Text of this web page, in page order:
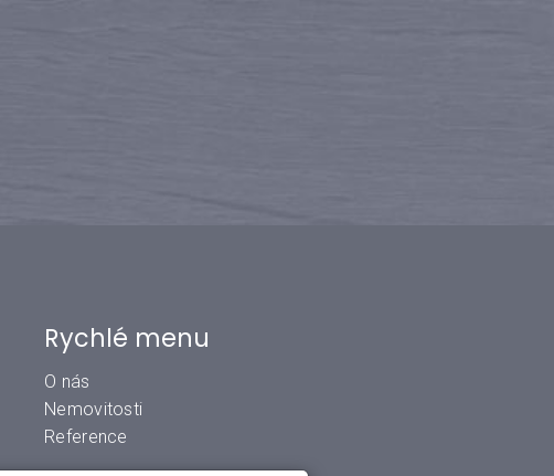
Rychlé menu
O nás
Nemovitosti
Reference